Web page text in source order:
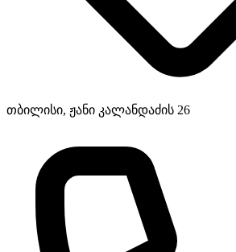
თბილისი, ჟანი კალანდაძის 26